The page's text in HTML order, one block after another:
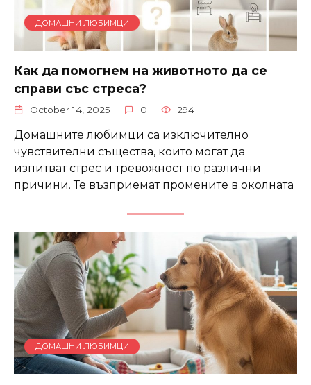
ДОМАШНИ ЛЮБИМЦИ
Как да помогнем на животното да се
справи със стреса?
October 14, 2025 0 294
Домашните любимци са изключително
чувствителни същества, които могат да
изпитват стрес и тревожност по различни
причини. Те възприемат промените в околната
ДОМАШНИ ЛЮБИМЦИ